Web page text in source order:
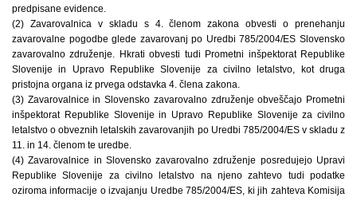
predpisane evidence.
(2) Zavarovalnica v skladu s 4. členom zakona obvesti o prenehanju
zavarovalne pogodbe glede zavarovanj po Uredbi 785/2004/ES Slovensko
zavarovalno združenje. Hkrati obvesti tudi Prometni inšpektorat Republike
Slovenije in Upravo Republike Slovenije za civilno letalstvo, kot druga
pristojna organa iz prvega odstavka 4. člena zakona.
(3) Zavarovalnice in Slovensko zavarovalno združenje obveščajo Prometni
inšpektorat Republike Slovenije in Upravo Republike Slovenije za civilno
letalstvo o obveznih letalskih zavarovanjih po Uredbi 785/2004/ES v skladu z
11. in 14. členom te uredbe.
(4) Zavarovalnice in Slovensko zavarovalno združenje posredujejo Upravi
Republike Slovenije za civilno letalstvo na njeno zahtevo tudi podatke
oziroma informacije o izvajanju Uredbe 785/2004/ES, ki jih zahteva Komisija